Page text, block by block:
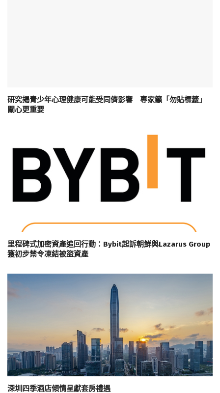
研究揭青少年心理健康可能受同儕影響 專家籲「勿貼標籤」
關心更重要
里程碑式加密資產追回行動：Bybit起訴朝鮮與Lazarus Group
獲初步禁令凍結被盜資產
深圳四季酒店傾情呈獻套房禮遇